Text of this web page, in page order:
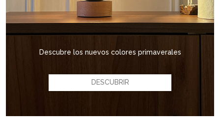
Descubre los nuevos colores primaverales
DESCUBRIR